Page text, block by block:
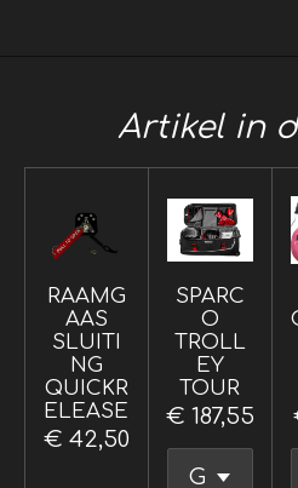
Artikel in
RAAMG
AAS
SLUITI
NG
QUICKR
ELEASE
€ 42,50
SPARC
O
TROLL
EY
TOUR
€ 187,55